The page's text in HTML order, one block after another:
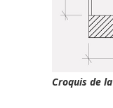
Croquis de